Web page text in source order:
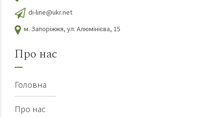
di-line@ukr.net
м. Запоріжжя, ул. Алюмінієва, 15
Про нас
Головна
Про нас